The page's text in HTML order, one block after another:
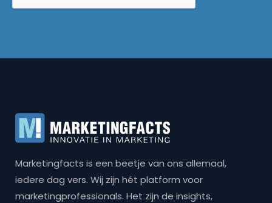
Marketingfacts is een beetje van ons allemaal,
iedere dag vers. Wij zijn hét platform voor
marketingprofessionals. Het zijn de insights,